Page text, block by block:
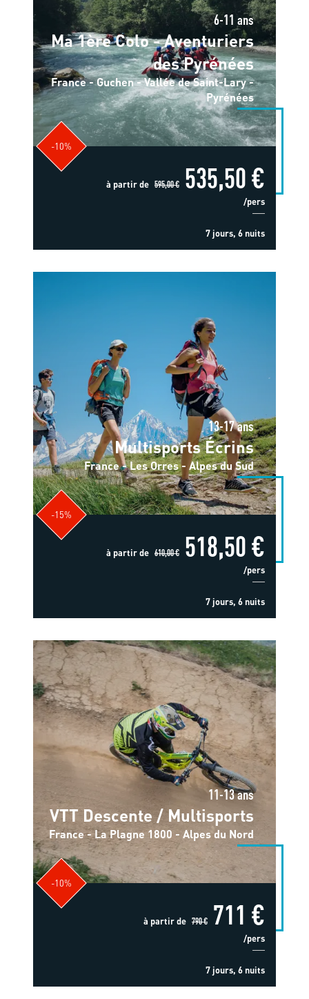
6-11 ans
Ma 1ère Colo - Aventuriers
des Pyrénées
France - Guchen - Vallée de Saint-Lary -
Pyrénées
-10%
à partir de 595,00 € 535,50 €
/pers
7 jours, 6 nuits
13-17 ans
Multisports Écrins
France - Les Orres - Alpes du Sud
-15%
à partir de 610,00 € 518,50 €
/pers
7 jours, 6 nuits
11-13 ans
VTT Descente / Multisports
France - La Plagne 1800 - Alpes du Nord
-10%
à partir de 790 € 711 €
/pers
7 jours, 6 nuits